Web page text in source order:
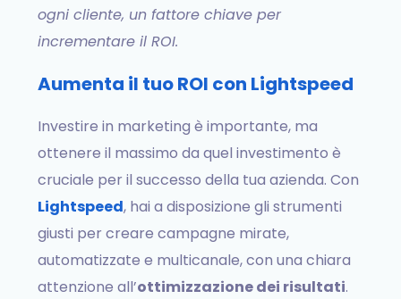
ogni cliente, un fattore chiave per
incrementare il ROI.
Aumenta il tuo ROI con Lightspeed
Investire in marketing è importante, ma
ottenere il massimo da quel investimento è
cruciale per il successo della tua azienda. Con
Lightspeed, hai a disposizione gli strumenti
giusti per creare campagne mirate,
automatizzate e multicanale, con una chiara
attenzione all’ottimizzazione dei risultati.